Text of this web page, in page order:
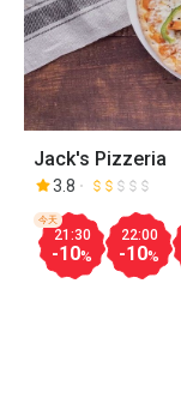
Jack's Pizzeria
3.8
21:30
-10%
今天
22:00
-10%